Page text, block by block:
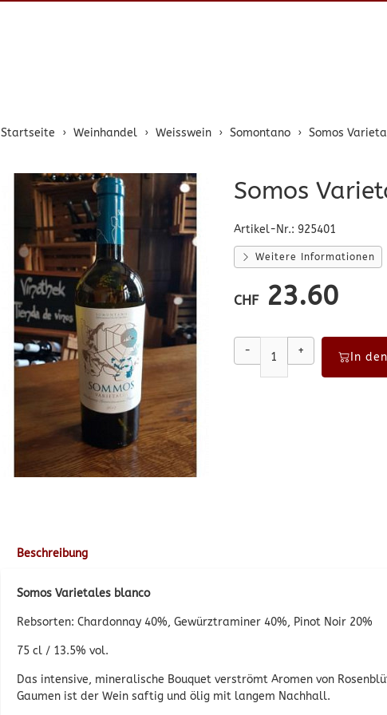
Startseite Weinhandel Weisswein Somontano Somos
Somos
Artikel-Nr.: 925401
Weitere Informationen
CHF 23.60
- + In
Beschreibung
Somos Varietales blanco
Rebsorten: Chardonnay 40%, Gewürztraminer 40%, Pinot Noir 20%
75 cl / 13.5% vol.
Das intensive, mineralische Bouquet verströmt Aromen von
Gaumen ist der Wein saftig und ölig mit langem Nachhall.